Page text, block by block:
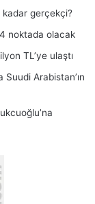
kadar gerçekçi?
noktada olacak
TL’ye ulaştı
Arabistan’ın